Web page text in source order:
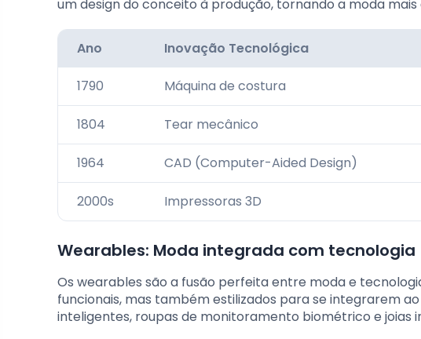
um design do conceito à produção, tornando a moda
Ano Inovação Tecnológica
1790 Máquina de costura
1804 Tear mecânico
1964 CAD (Computer-Aided Design)
2000s Impressoras 3D
Wearables: Moda integrada com tecnologia
Os wearables são a fusão perfeita entre moda e
funcionais, mas também estilizados para se integrarem
inteligentes, roupas de monitoramento biométrico e joias